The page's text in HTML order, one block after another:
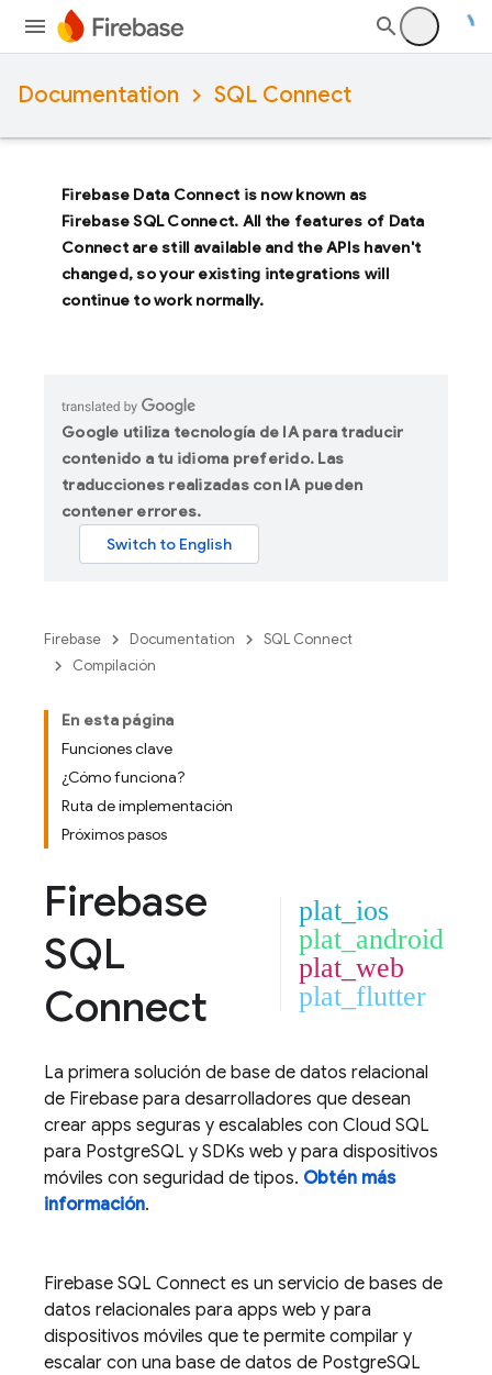
Documentation SQL Connect
Firebase Data Connectis now known as
Firebase SQL Connect. All the features of Data
Connectare still available and the APIs haven't
changed, so your existing integrations will
continue to work normally.
Google utiliza tecnología de IA para traducir
contenido a tu idioma preferido. Las
traducciones realizadas con IA pueden
contener errores.
Firebase Documentation
SQL Connect
Compilación
En esta página
Funciones clave
¿Cómo funciona?
Ruta de implementación
Próximos pasos
Firebase
SQL
Connect
plat_ios
plat_android
plat_web
plat_flutter
La primera solución de base de datos relacional
de Firebase para desarrolladores que desean
crear apps seguras y escalables con Cloud SQL
para PostgreSQL y SDKs web y para dispositivos
móviles con seguridad de tipos. Obtén más
información.
Firebase SQL Connect es un servicio de bases de
datos relacionales para apps web y para
dispositivos móviles que te permite compilar y
escalar con una base de datos de PostgreSQL